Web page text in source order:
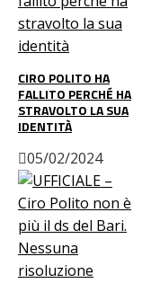
CIRO POLITO HA
FALLITO PERCHÉ HA
STRAVOLTO LA SUA
IDENTITÀ
05/02/2024